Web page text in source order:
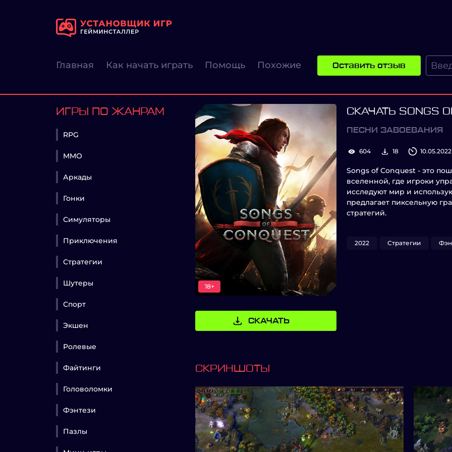
Главная Как начать играть Помощь Похожие Оставить отзыв
ИГРЫ ПО ЖАНРАМ
RPG
MMO
Аркады
Гонки
Симуляторы
Приключения
Стратегии
Шутеры
Спорт
Экшен
Ролевые
Файтинги
Головоломки
Фэнтези
Пазлы
18+
СКАЧАТЬ
СКАЧАТЬ SONGS
ПЕСНИ ЗАВОЕВАНИЯ
604 18 10.05.2022
Songs of Conquest - это
вселенной, где игроки
исследуют мир и
предлагает пиксельную
стратегий.
2022 Стратегии
СКРИНШОТЫ